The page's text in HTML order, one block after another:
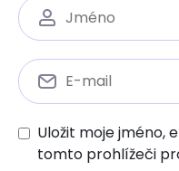
Uložit moje jméno,
tomto prohlížeči